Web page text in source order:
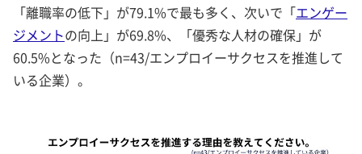
「離職率の低下」が79.1%で最も多く、次いで「エンゲー
ジメントの向上」が69.8%、「優秀な人材の確保」が
60.5%となった（n=43/エンプロイーサクセスを推進して
いる企業）。